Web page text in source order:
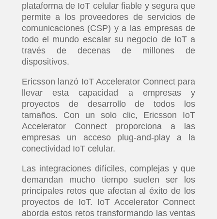
plataforma de IoT celular fiable y segura que
permite a los proveedores de servicios de
comunicaciones (CSP) y a las empresas de
todo el mundo escalar su negocio de IoT a
través de decenas de millones de
dispositivos.
Ericsson lanzó IoT Accelerator Connect para
llevar esta capacidad a empresas y
proyectos de desarrollo de todos los
tamaños. Con un solo clic, Ericsson IoT
Accelerator Connect proporciona a las
empresas un acceso plug-and-play a la
conectividad IoT celular.
Las integraciones difíciles, complejas y que
demandan mucho tiempo suelen ser los
principales retos que afectan al éxito de los
proyectos de IoT. IoT Accelerator Connect
aborda estos retos transformando las ventas